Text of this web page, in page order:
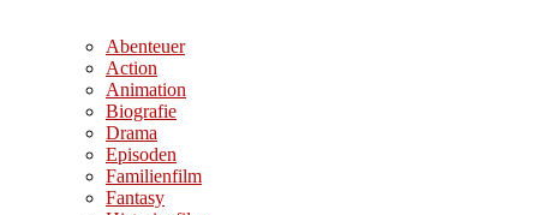
Abenteuer
Action
Animation
Biografie
Drama
Episoden
Familienfilm
Fantasy